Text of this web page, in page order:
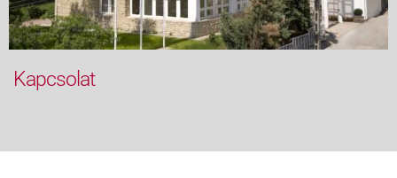
Kapcsolat